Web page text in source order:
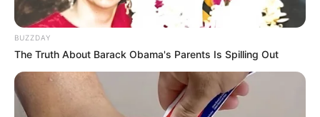
14:27 / 06 Avqust 2026
Prezidentdən AZAL-la bağlı FƏRMAN
BUZZDAY
The Truth About Barack Obama's Parents Is Spilling Out